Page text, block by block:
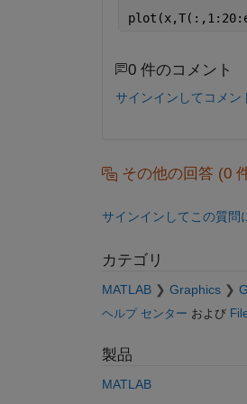
0 件のコメント
サインインしてコメン
その他の回答 (0
サインインしてこの質問
カテゴリ
MATLAB Graphics
ヘルプ センター および
製品
MATLAB